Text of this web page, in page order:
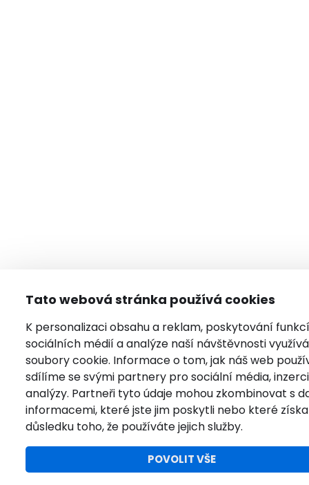
Tato webová stránka používá cookies
K personalizaci obsahu a reklam, poskytování funkcí
sociálních médií a analýze naší návštěvnosti
soubory cookie. Informace o tom, jak náš web
sdílíme se svými partnery pro sociální média,
analýzy. Partneři tyto údaje mohou zkombinovat s
informacemi, které jste jim poskytli nebo které
důsledku toho, že používáte jejich služby.
POVOLIT VŠE